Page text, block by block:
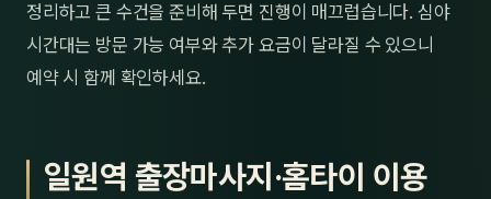
정리하고 큰 수건을 준비해 두면 진행이 매끄럽습니다. 심야
시간대는 방문 가능 여부와 추가 요금이 달라질 수 있으니
예약 시 함께 확인하세요.
일원역 출장마사지·홈타이 이용